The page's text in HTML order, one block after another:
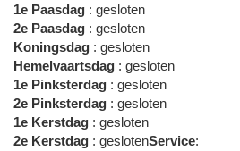
1e Paasdag : gesloten
2e Paasdag : gesloten
Koningsdag : gesloten
Hemelvaartsdag : gesloten
1e Pinksterdag : gesloten
2e Pinksterdag : gesloten
1e Kerstdag : gesloten
2e Kerstdag : geslotenService: